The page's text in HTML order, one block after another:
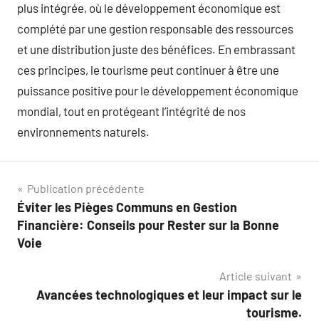
plus intégrée, où le développement économique est
complété par une gestion responsable des ressources
et une distribution juste des bénéfices. En embrassant
ces principes, le tourisme peut continuer à être une
puissance positive pour le développement économique
mondial, tout en protégeant l’intégrité de nos
environnements naturels.
Navigation
de
l’article
Publication précédente
Éviter les Pièges Communs en Gestion
Financière: Conseils pour Rester sur la Bonne
Voie
Article suivant
Avancées technologiques et leur impact sur le
tourisme.